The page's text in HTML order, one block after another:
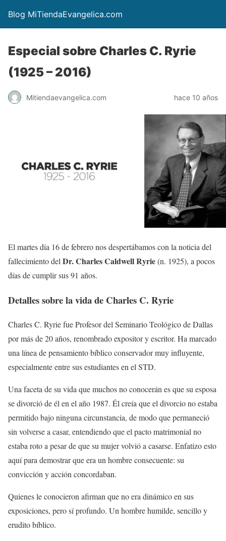
Blog MiTiendaEvangelica.com
Especial sobre Charles C. Ryrie
(1925 – 2016)
Mitiendaevangelica.com hace 10 años
El martes día 16 de febrero nos despertábamos con la noticia del
fallecimiento del Dr. Charles Caldwell Ryrie(n. 1925), a pocos
días de cumplir sus 91 años.
Detalles sobre la vida de Charles C. Ryrie
Charles C. Ryrie fue Profesor del Seminario Teológico de Dallas
por más de 20 años, renombrado expositor y escritor. Ha marcado
una línea de pensamiento bíblico conservador muy influyente,
especialmente entre sus estudiantes en el STD.
Una faceta de su vida que muchos no conocerán es que su esposa
se divorció de él en el año 1987. Él creía que el divorcio no estaba
permitido bajo ninguna circunstancia, de modo que permaneció
sin volverse a casar, entendiendo que el pacto matrimonial no
estaba roto a pesar de que su mujer volvió a casarse. Enfatizo esto
aquí para demostrar que era un hombre consecuente: su
convicción y acción concordaban.
Quienes le conocieron afirman que no era dinámico en sus
exposiciones, pero sí profundo. Un hombre humilde, sencillo y
erudito bíblico.